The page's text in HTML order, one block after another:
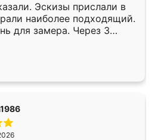
Эскизы прислали в
наиболее подходящий.
для замера. Через 3
уже готова. Остались
Спасибо Ренессанс
работу!